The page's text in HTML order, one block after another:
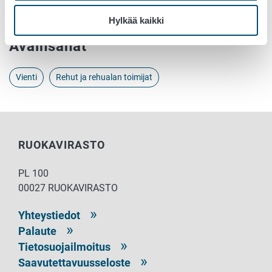
Hylkää kaikki
viejärekisterijärjestelmään
Avainsanat
Vienti Rehut ja rehualan toimijat
RUOKAVIRASTO
PL 100
00027 RUOKAVIRASTO
Yhteystiedot
Palaute
Tietosuojailmoitus
Saavutettavuusseloste